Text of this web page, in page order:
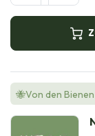
🐝Von den